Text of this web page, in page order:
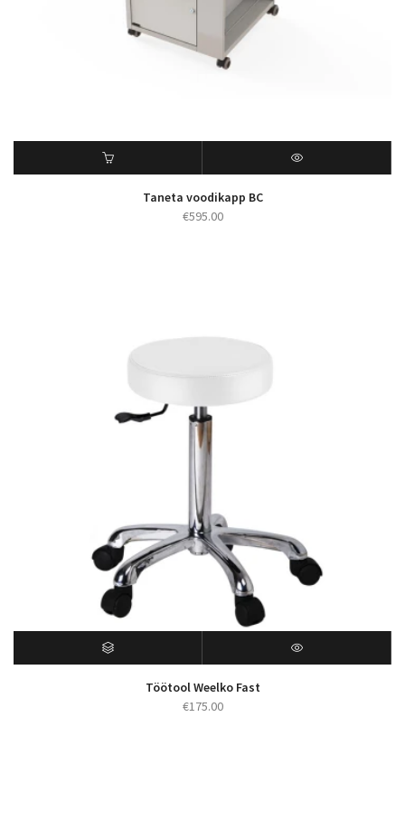
Taneta voodikapp BC
€595.00
Töötool Weelko Fast
€175.00